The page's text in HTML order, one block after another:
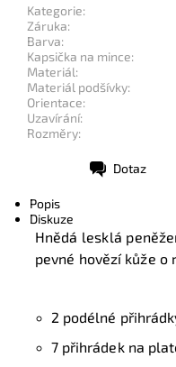
Kategorie:
Záruka:
Barva:
Kapsička na mince:
Materiál:
Materiál podšívky:
Orientace:
Uzavírání:
Rozměry:
Dotaz
Popis
Diskuze
Hnědá lesklá
pevné hovězí kůže o
2 podélné
7 přihrádek na